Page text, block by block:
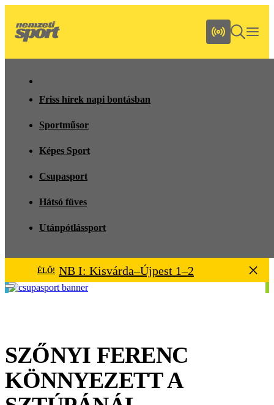
Friss hírek napi bontásban
Sportműsor
Képes Sport
Csupasport
Hátsó füves
Utánpótlássport
ÉLŐ! NB I: Kisvárda–Újpest 1–2
SZŐNYI FERENC
KÖNNYEZETT A